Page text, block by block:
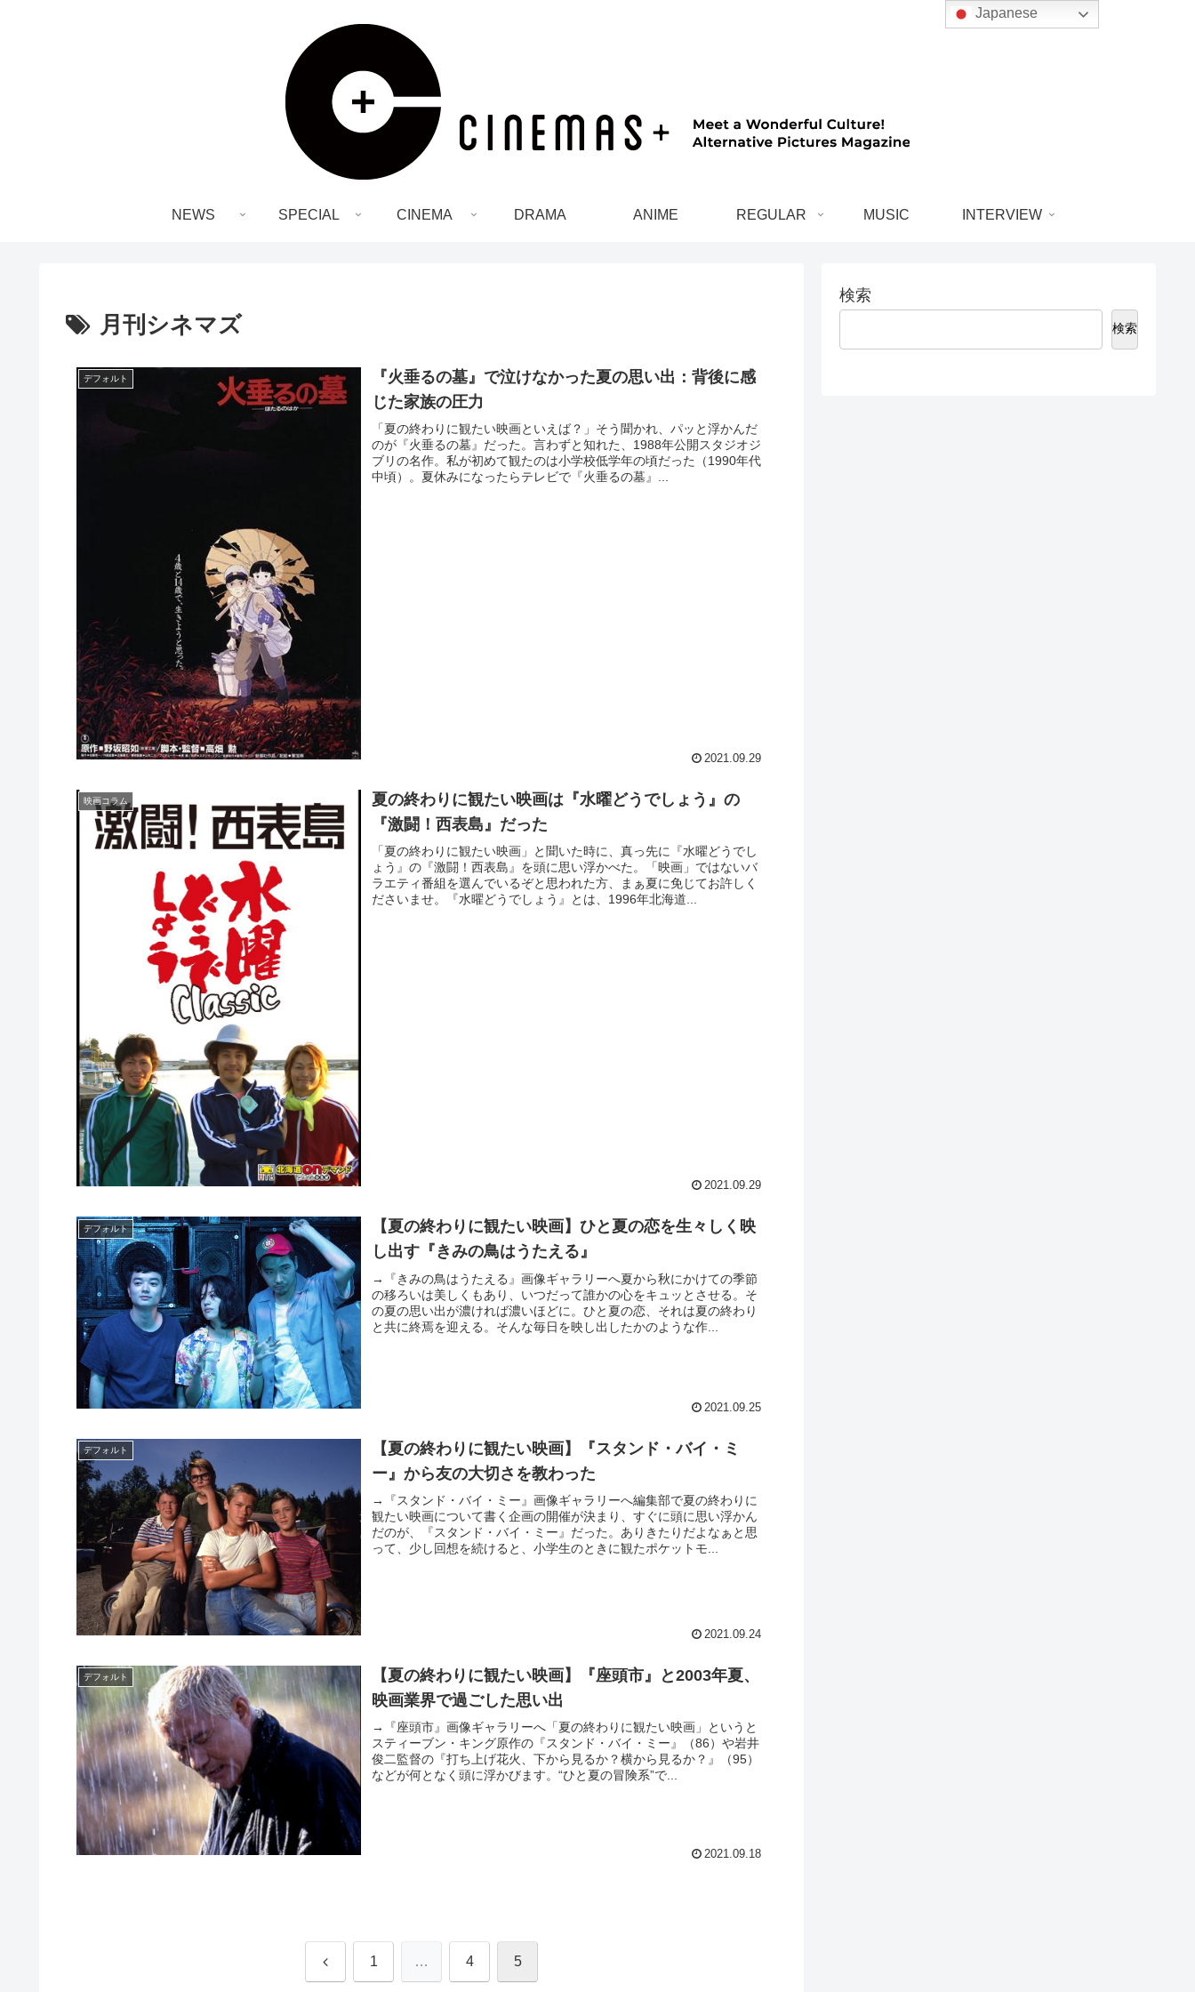
NEWS SPECIAL CINEMA DRAMA ANIME REGULAR MUSIC INTERVIEW
月刊シネマズ
デフォルト
『火垂るの墓』で泣けなかった夏の思い出：背後に感
じた家族の圧力
「夏の終わりに観たい映画といえば？」そう聞かれ、パッと浮かんだ
のが『火垂るの墓』だった。言わずと知れた、1988年公開スタジオジ
ブリの名作。私が初めて観たのは小学校低学年の頃だった（1990年代
中頃）。夏休みになったらテレビで『火垂るの墓』...
2021.09.29
映画コラム
夏の終わりに観たい映画は『水曜どうでしょう』の
『激闘！西表島』だった
「夏の終わりに観たい映画」と聞いた時に、真っ先に『水曜どうでし
ょう』の『激闘！西表島』を頭に思い浮かべた。「映画」ではないバ
ラエティ番組を選んでいるぞと思われた方、まぁ夏に免じてお許しく
ださいませ。『水曜どうでしょう』とは、1996年北海道...
2021.09.29
デフォルト
【夏の終わりに観たい映画】ひと夏の恋を生々しく映
し出す『きみの鳥はうたえる』
→『きみの鳥はうたえる』画像ギャラリーへ夏から秋にかけての季節
の移ろいは美しくもあり、いつだって誰かの心をキュッとさせる。そ
の夏の思い出が濃ければ濃いほどに。ひと夏の恋、それは夏の終わり
と共に終焉を迎える。そんな毎日を映し出したかのような作...
2021.09.25
デフォルト
【夏の終わりに観たい映画】『スタンド・バイ・ミ
ー』から友の大切さを教わった
→『スタンド・バイ・ミー』画像ギャラリーへ編集部で夏の終わりに
観たい映画について書く企画の開催が決まり、すぐに頭に思い浮かん
だのが、『スタンド・バイ・ミー』だった。ありきたりだよなぁと思
って、少し回想を続けると、小学生のときに観たポケットモ...
2021.09.24
デフォルト
【夏の終わりに観たい映画】『座頭市』と2003年夏、
映画業界で過ごした思い出
→『座頭市』画像ギャラリーへ「夏の終わりに観たい映画」というと
スティーブン・キング原作の『スタンド・バイ・ミー』（86）や岩井
俊二監督の『打ち上げ花火、下から見るか？横から見るか？』（95）
などが何となく頭に浮かびます。“ひと夏の冒険系”で...
2021.09.18
前 1 … 4 5
検索
検索
Japanese